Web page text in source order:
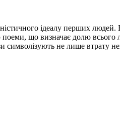
ідеалу перших
що визначає долю
не лише втрату